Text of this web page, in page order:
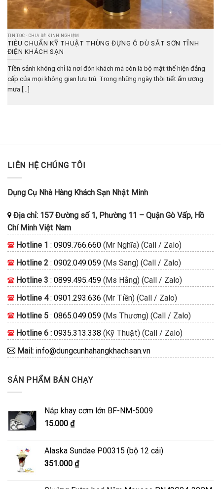
TIN TỨC - CHIA SẺ KINH NGHIỆM
TIÊU CHUẨN KỸ THUẬT THÙNG ĐỰNG Ô DÙ SẮT SƠN TĨNH
ĐIỆN KHÁCH SẠN
Tiền sảnh không chỉ là nơi đón khách mà còn là bộ mặt thể hiện đẳng
cấp của mọi không gian lưu trú. Trong những ngày thời tiết ẩm ương
mưa [...]
LIÊN HỆ CHÚNG TÔI
Dụng Cụ Nhà Hàng Khách Sạn Nhật Minh
Địa chỉ: 157 Đường số 1, Phường 11 – Quận Gò Vấp, Hồ
Chí Minh Việt Nam
Hotline 1 : 0909.766.660 (Mr Nghĩa) (Call / Zalo)
Hotline 2 : 0902.049.059 (Ms Sang) (Call / Zalo)
Hotline 3 : 0899.495.459 (Ms Hằng) (Call / Zalo)
Hotline 4: 0901.293.636 (Mr Tiền) (Call / Zalo)
Hotline 5 : 0865.049.059 (Ms Thương) (Call / Zalo)
Hotline 6 : 0935.313.338 (Kỹ Thuật) (Call / Zalo)
Mail: info@dungcunhahangkhachsan.vn
SẢN PHẨM BÁN CHẠY
Nắp khay cơm lớn BF-NM-5009
15.000 ₫
Alaska Sundae P00315 (bộ 12 cái)
351.000 ₫